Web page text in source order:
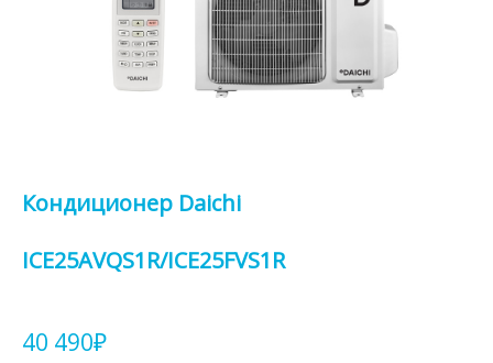
Кондиционер Daichi
ICE25AVQS1R/ICE25FVS1R
40 490₽